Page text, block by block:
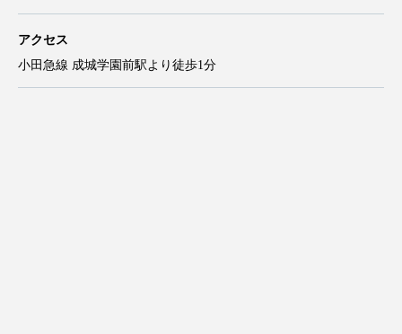
アクセス
小田急線 成城学園前駅より徒歩1分